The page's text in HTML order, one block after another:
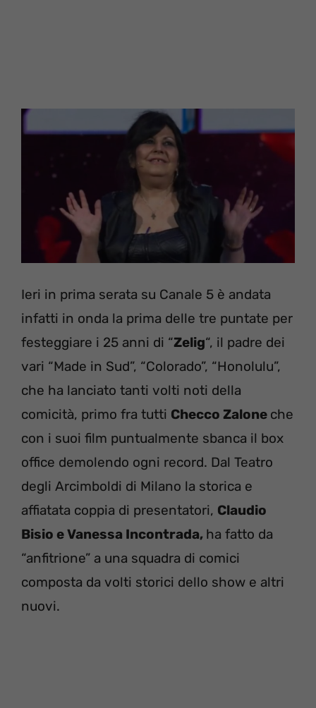
Ieri in prima serata su Canale 5 è andata
infatti in onda la prima delle tre puntate per
festeggiare i 25 anni di “Zelig“, il padre dei
vari “Made in Sud”, “Colorado”, “Honolulu”,
che ha lanciato tanti volti noti della
comicità, primo fra tutti Checco Zalone che
con i suoi film puntualmente sbanca il box
office demolendo ogni record. Dal Teatro
degli Arcimboldi di Milano la storica e
affiatata coppia di presentatori, Claudio
Bisio e Vanessa Incontrada, ha fatto da
“anfitrione” a una squadra di comici
composta da volti storici dello show e altri
nuovi.